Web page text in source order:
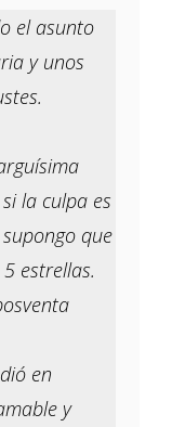
el asunto
y unos
la culpa es
que
estrellas.
en
y